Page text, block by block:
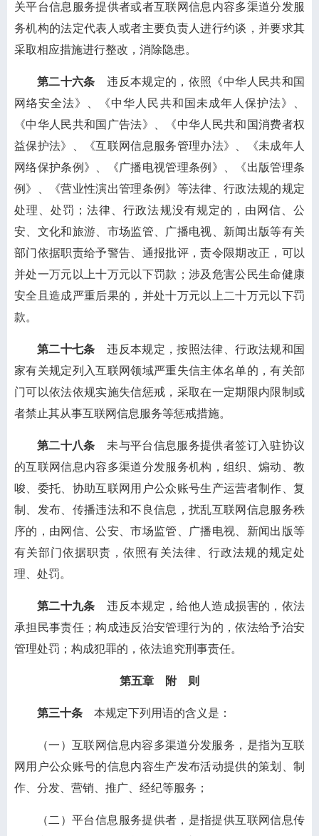
关平台信息服务提供者或者互联网信息内容多渠道分发服
务机构的法定代表人或者主要负责人进行约谈，并要求其
采取相应措施进行整改，消除隐患。
第二十六条 违反本规定的，依照《中华人民共和国
网络安全法》、《中华人民共和国未成年人保护法》、
《中华人民共和国广告法》、《中华人民共和国消费者权
益保护法》、《互联网信息服务管理办法》、《未成年人
网络保护条例》、《广播电视管理条例》、《出版管理条
例》、《营业性演出管理条例》等法律、行政法规的规定
处理、处罚；法律、行政法规没有规定的，由网信、公
安、文化和旅游、市场监管、广播电视、新闻出版等有关
部门依据职责给予警告、通报批评，责令限期改正，可以
并处一万元以上十万元以下罚款；涉及危害公民生命健康
安全且造成严重后果的，并处十万元以上二十万元以下罚
款。
第二十七条 违反本规定，按照法律、行政法规和国
家有关规定列入互联网领域严重失信主体名单的，有关部
门可以依法依规实施失信惩戒，采取在一定期限内限制或
者禁止其从事互联网信息服务等惩戒措施。
第二十八条 未与平台信息服务提供者签订入驻协议
的互联网信息内容多渠道分发服务机构，组织、煽动、教
唆、委托、协助互联网用户公众账号生产运营者制作、复
制、发布、传播违法和不良信息，扰乱互联网信息服务秩
序的，由网信、公安、市场监管、广播电视、新闻出版等
有关部门依据职责，依照有关法律、行政法规的规定处
理、处罚。
第二十九条 违反本规定，给他人造成损害的，依法
承担民事责任；构成违反治安管理行为的，依法给予治安
管理处罚；构成犯罪的，依法追究刑事责任。
第五章 附 则
第三十条 本规定下列用语的含义是：
（一）互联网信息内容多渠道分发服务，是指为互联
网用户公众账号的信息内容生产发布活动提供的策划、制
作、分发、营销、推广、经纪等服务；
（二）平台信息服务提供者，是指提供互联网信息传